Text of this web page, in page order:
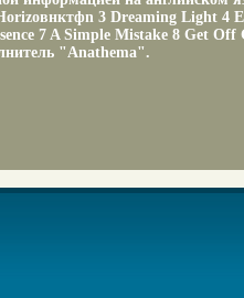
3 Dreaming Light 4
7 A Simple Mistake 8 Get
"Anathema".